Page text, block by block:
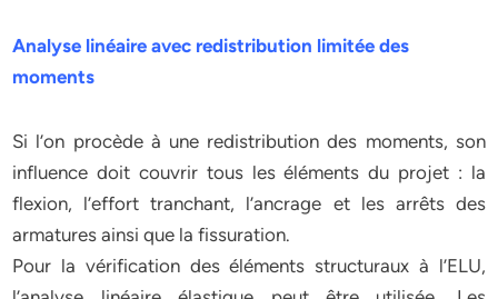
Analyse linéaire avec redistribution limitée des
moments
Si l’on procède à une redistribution des moments, son
influence doit couvrir tous les éléments du projet : la
flexion, l’effort tranchant, l’ancrage et les arrêts des
armatures ainsi que la fissuration.
Pour la vérification des éléments structuraux à l’ELU,